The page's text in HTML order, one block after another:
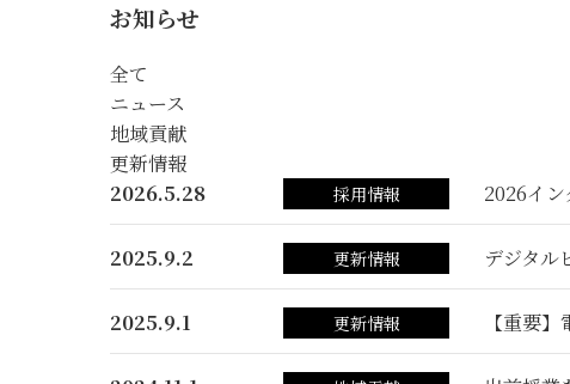
お知らせ
全て
ニュース
地域貢献
更新情報
2026.5.28
採用情報 2026イン
2025.9.2 更新情報 デジタル
2025.9.1 更新情報 【重要